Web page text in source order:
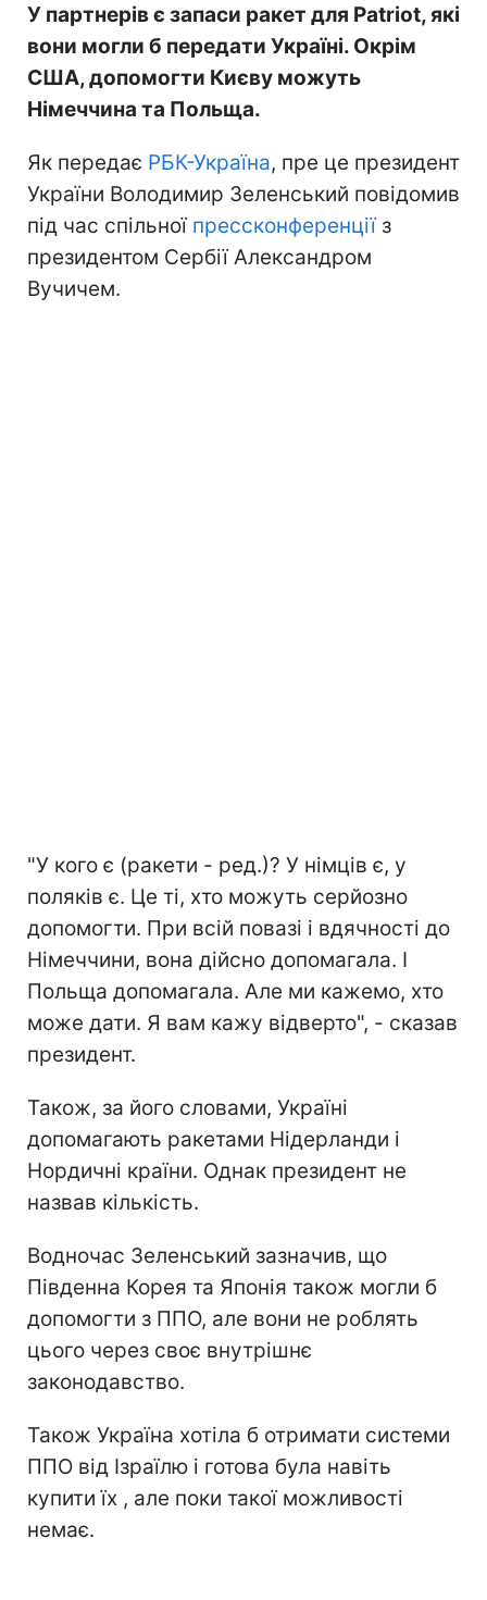
У партнерів є запаси ракет для Patriot, які
вони могли б передати Україні. Окрім
США, допомогти Києву можуть
Німеччина та Польща.
Як передає РБК-Україна, пре це президент
України Володимир Зеленський повідомив
під час спільної прессконференціїз
президентом Сербії Александром
Вучичем.
"У кого є (ракети - ред.)? У німців є, у
поляків є. Це ті, хто можуть серйозно
допомогти. При всій повазі і вдячності до
Німеччини, вона дійсно допомагала. І
Польща допомагала. Але ми кажемо, хто
може дати. Я вам кажу відверто", - сказав
президент.
Також, за його словами, Україні
допомагають ракетами Нідерланди і
Нордичні країни. Однак президент не
назвав кількість.
Водночас Зеленський зазначив, що
Південна Корея та Японія також могли б
допомогти з ППО, але вони не роблять
цього через своє внутрішнє
законодавство.
Також Україна хотіла б отримати системи
ППО від Ізраїлю і готова була навіть
купити їх , але поки такої можливості
немає.